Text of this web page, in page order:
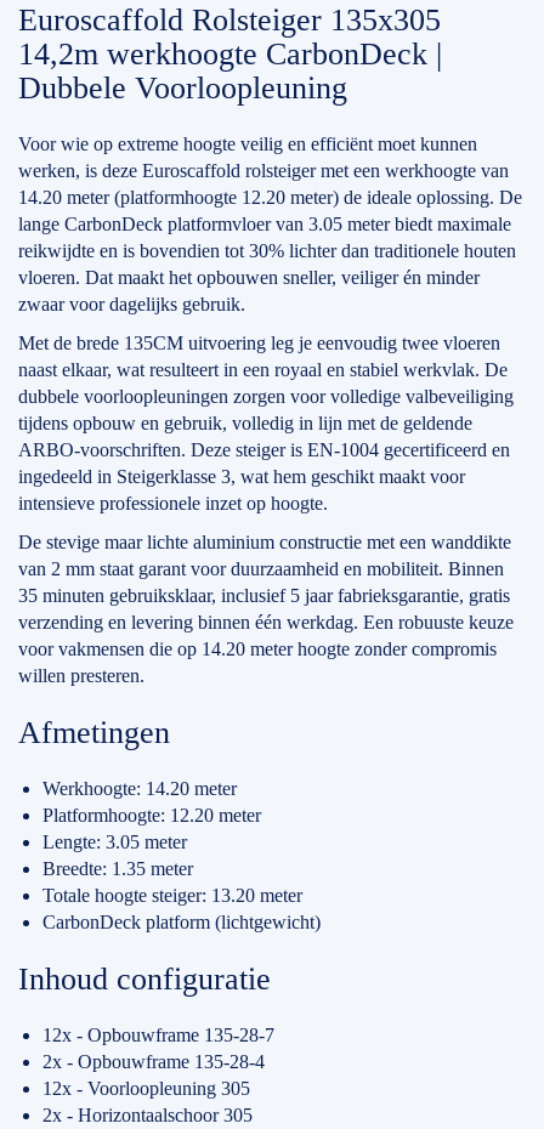
Euroscaffold Rolsteiger 135x305
14,2m werkhoogte CarbonDeck |
Dubbele Voorloopleuning
Voor wie op extreme hoogte veilig en efficiënt moet kunnen
werken, is deze Euroscaffold rolsteiger met een werkhoogte van
14.20 meter (platformhoogte 12.20 meter) de ideale oplossing. De
lange CarbonDeck platformvloer van 3.05 meter biedt maximale
reikwijdte en is bovendien tot 30% lichter dan traditionele houten
vloeren. Dat maakt het opbouwen sneller, veiliger én minder
zwaar voor dagelijks gebruik.
Met de brede 135CM uitvoering leg je eenvoudig twee vloeren
naast elkaar, wat resulteert in een royaal en stabiel werkvlak. De
dubbele voorloopleuningen zorgen voor volledige valbeveiliging
tijdens opbouw en gebruik, volledig in lijn met de geldende
ARBO-voorschriften. Deze steiger is EN-1004 gecertificeerd en
ingedeeld in Steigerklasse 3, wat hem geschikt maakt voor
intensieve professionele inzet op hoogte.
De stevige maar lichte aluminium constructie met een wanddikte
van 2 mm staat garant voor duurzaamheid en mobiliteit. Binnen
35 minuten gebruiksklaar, inclusief 5 jaar fabrieksgarantie, gratis
verzending en levering binnen één werkdag. Een robuuste keuze
voor vakmensen die op 14.20 meter hoogte zonder compromis
willen presteren.
Afmetingen
Werkhoogte: 14.20 meter
Platformhoogte: 12.20 meter
Lengte: 3.05 meter
Breedte: 1.35 meter
Totale hoogte steiger: 13.20 meter
CarbonDeck platform (lichtgewicht)
Inhoud configuratie
12x - Opbouwframe 135-28-7
2x - Opbouwframe 135-28-4
12x - Voorloopleuning 305
2x - Horizontaalschoor 305